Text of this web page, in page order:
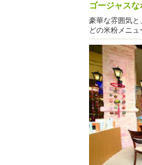
ゴージャス
豪華な雰囲気と
どの米粉メニュ